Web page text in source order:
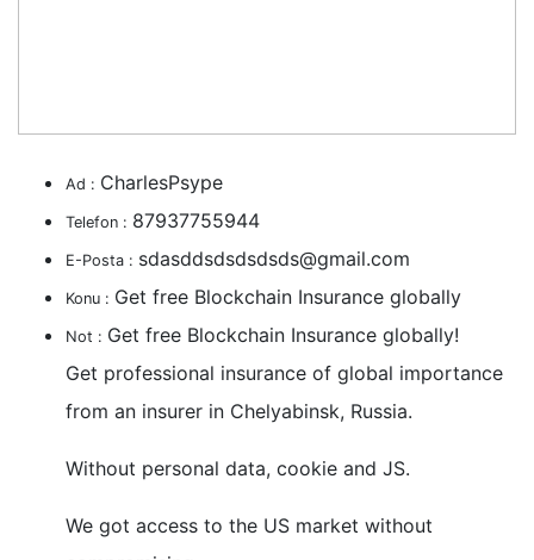
Ad : CharlesPsype
Telefon : 87937755944
E-Posta : sdasddsdsdsdsds@gmail.com
Konu : Get free Blockchain Insurance globally
Not : Get free Blockchain Insurance globally!
Get professional insurance of global importance
from an insurer in Chelyabinsk, Russia.
Without personal data, cookie and JS.
We got access to the US market without